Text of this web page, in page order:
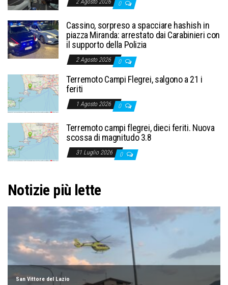
0
Cassino, sorpreso a spacciare hashish in
piazza Miranda: arrestato dai Carabinieri con
il supporto della Polizia
2 Agosto 2026 0
Terremoto Campi Flegrei, salgono a 21 i
feriti
1 Agosto 2026 0
Terremoto campi flegrei, dieci feriti. Nuova
scossa di magnitudo 3.8
31 Luglio 2026 0
Notizie più lette